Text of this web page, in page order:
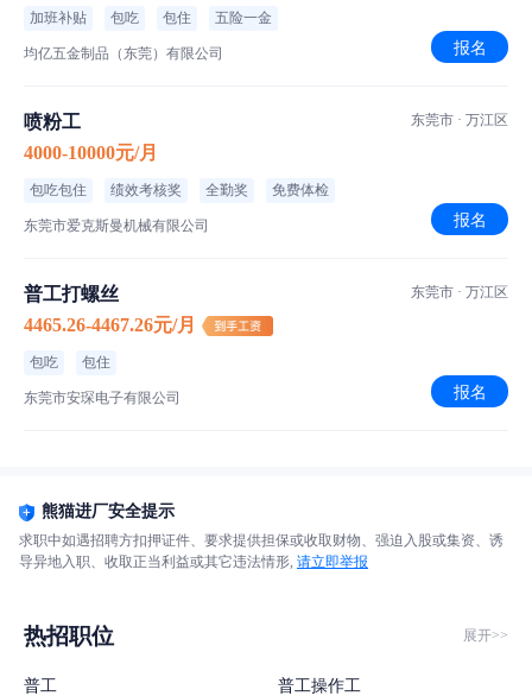
加班补贴 包吃 包住 五险一金
均亿五金制品（东莞）有限公司 报名
喷粉工
4000-10000元/月
包吃包住 绩效考核奖 全勤奖 免费体检
东莞市爱克斯曼机械有限公司
东莞市 · 万江区
报名
普工打螺丝
4465.26-4467.26元/月
包吃 包住
东莞市安琛电子有限公司
东莞市 · 万江区
报名
熊猫进厂安全提示
求职中如遇招聘方扣押证件、要求提供担保或收取财物、强迫入股或集资、诱
导异地入职、收取正当利益或其它违法情形, 请立即举报
热招职位 展开>>
普工 普工操作工